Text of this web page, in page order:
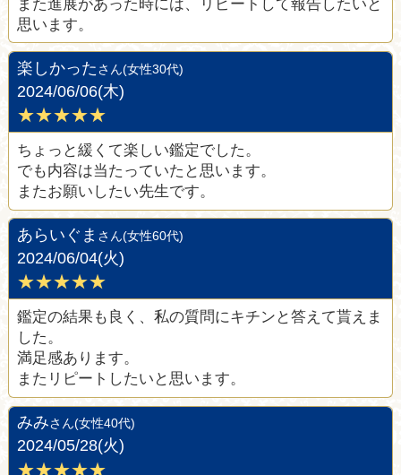
また進展があった時には、リピートして報告したいと
思います。
楽しかったさん(女性30代)
2024/06/06(木)
★★★★★
ちょっと緩くて楽しい鑑定でした。
でも内容は当たっていたと思います。
またお願いしたい先生です。
あらいぐま さん(女性60代)
2024/06/04(火)
★★★★★
鑑定の結果も良く、私の質問にキチンと答えて貰えま
した。
満足感あります。
またリピートしたいと思います。
みみさん(女性40代)
2024/05/28(火)
★★★★★